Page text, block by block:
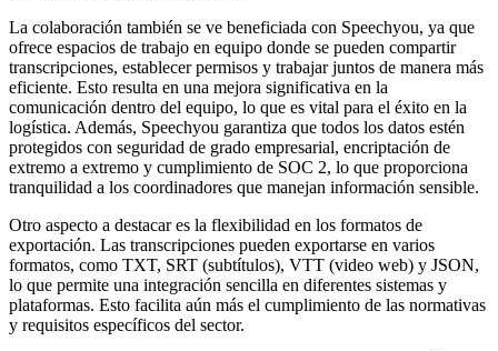
La colaboración también se ve beneficiada con Speechyou, ya que
ofrece espacios de trabajo en equipo donde se pueden compartir
transcripciones, establecer permisos y trabajar juntos de manera más
eficiente. Esto resulta en una mejora significativa en la
comunicación dentro del equipo, lo que es vital para el éxito en la
logística. Además, Speechyou garantiza que todos los datos estén
protegidos con seguridad de grado empresarial, encriptación de
extremo a extremo y cumplimiento de SOC 2, lo que proporciona
tranquilidad a los coordinadores que manejan información sensible.
Otro aspecto a destacar es la flexibilidad en los formatos de
exportación. Las transcripciones pueden exportarse en varios
formatos, como TXT, SRT (subtítulos), VTT (video web) y JSON,
lo que permite una integración sencilla en diferentes sistemas y
plataformas. Esto facilita aún más el cumplimiento de las normativas
y requisitos específicos del sector.